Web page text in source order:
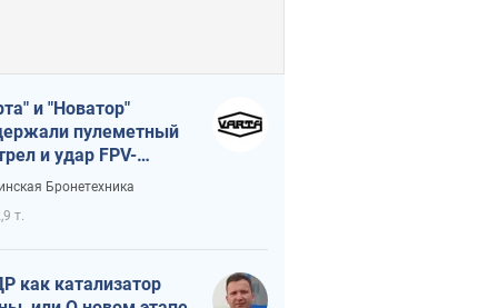
и "Новатор"
пулеметный
и удар FPV-
сохранив жизнь
Бронетехника
т.
как катализатор